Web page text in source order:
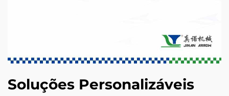
Soluções Personalizáveis